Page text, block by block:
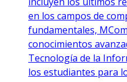
en los campos de
fundamentales,
conocimientos
Tecnología de la
los estudiantes para